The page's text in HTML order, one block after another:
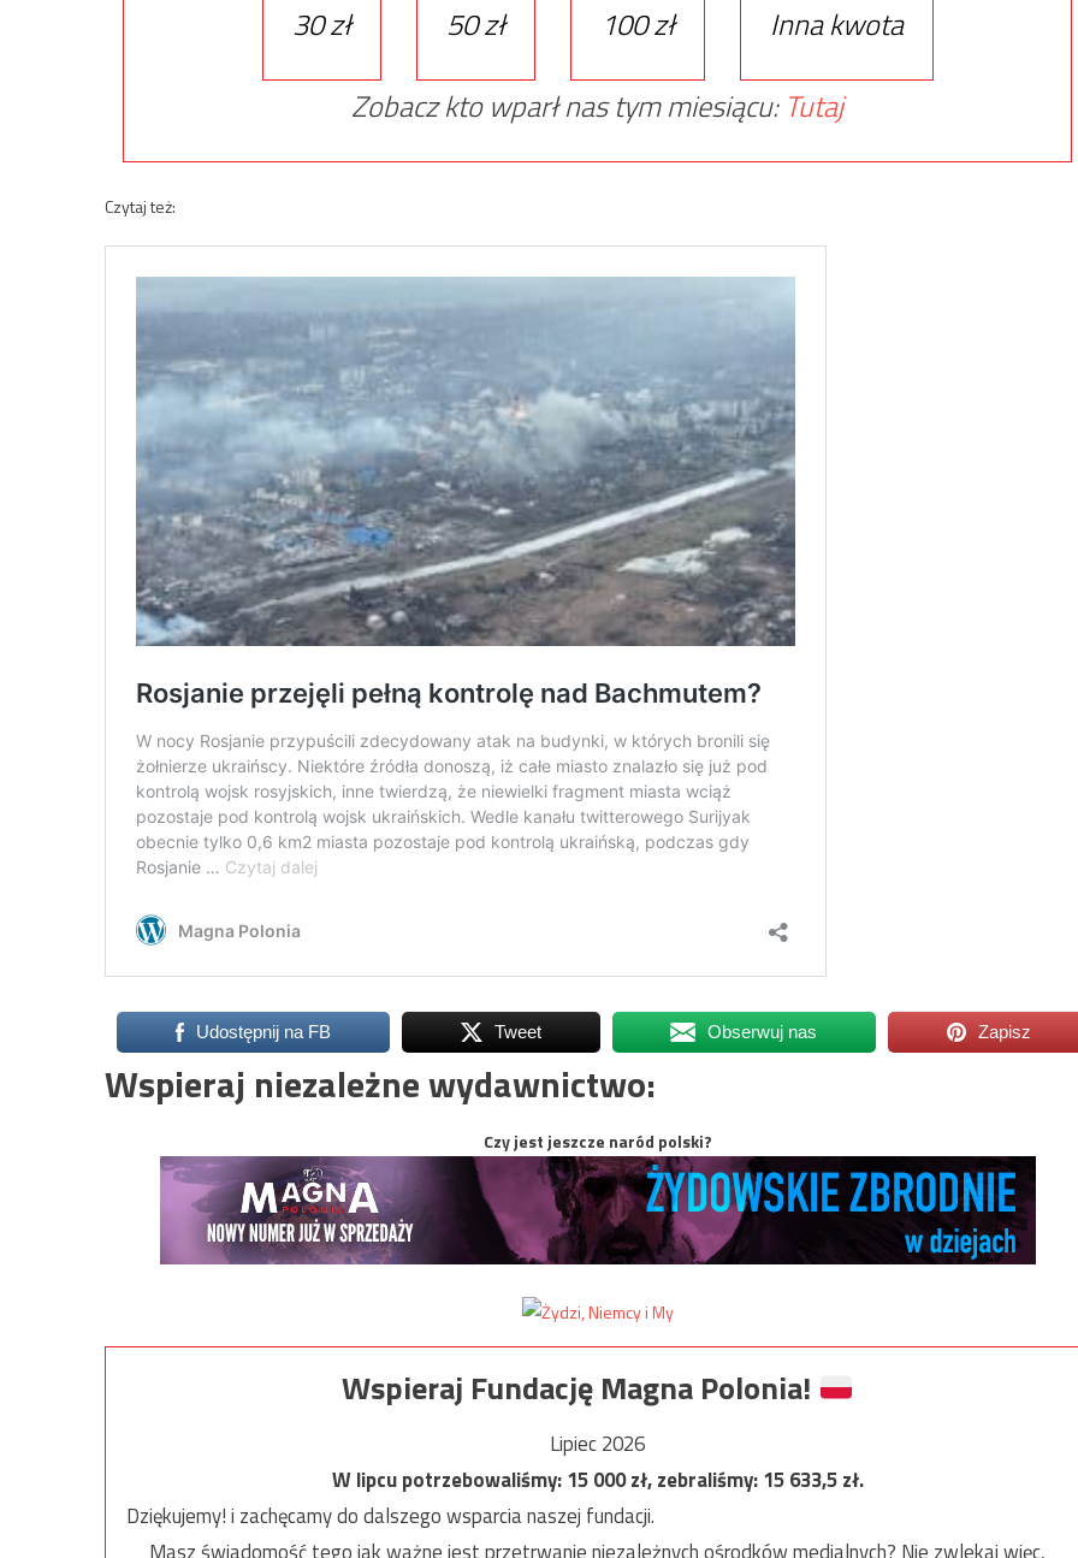
30 zł 50 zł 100 zł
Inna kwota
Zobacz kto wparł nas tym miesiącu: Tutaj
Czytaj też:
Udostępnij na FB Tweet Obserwuj nas Zapisz
Wspieraj niezależne wydawnictwo:
Czy jest jeszcze naród polski?
Wspieraj Fundację Magna Polonia!
Lipiec 2026
W lipcu potrzebowaliśmy:15 000zł, zebraliśmy:15 633,5zł.
Dziękujemy! i zachęcamy do dalszego wsparcia naszej fundacji.